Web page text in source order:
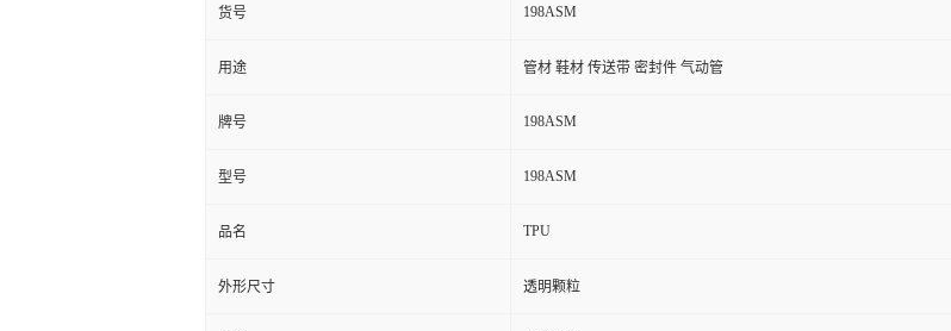
货号 198ASM
用途 管材 鞋材 传送带 密封件 气动管
牌号 198ASM
型号 198ASM
品名 TPU
外形尺寸 透明颗粒